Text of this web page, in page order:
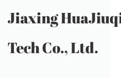
Jiaxing
Tech Co., Ltd.